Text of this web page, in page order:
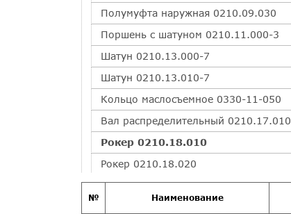
Полумуфта наружная 0210.09.030
Поршень с шатуном 0210.11.000-3
Шатун 0210.13.000-7
Шатун 0210.13.010-7
Кольцо маслосъемное 0330-11-050
Вал распределительный 0210.17.010
Рокер 0210.18.010
Рокер 0210.18.020
Крышка цилиндра 0217.05.000
№ Наименование